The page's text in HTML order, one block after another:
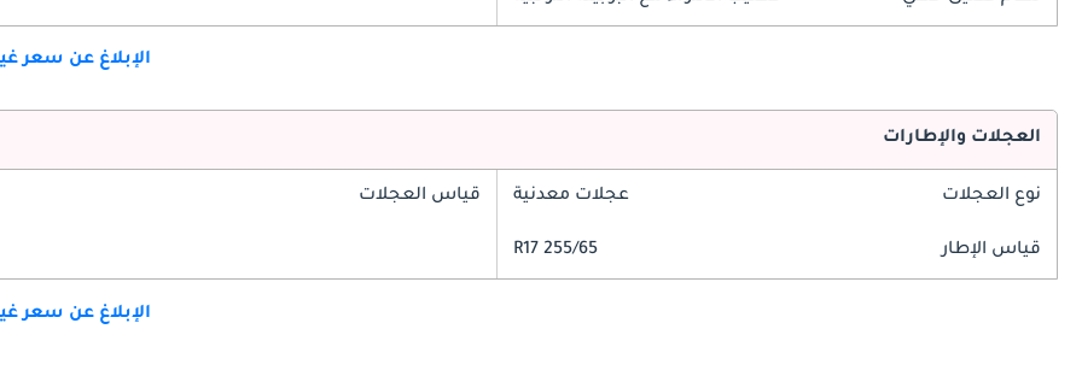
الإبلاغ عن سعر
العجلات والإطارات
نوع العجلات عجلات معدنية قياس العجلات
قياس الإطار 255/65 R17
الإبلاغ عن سعر